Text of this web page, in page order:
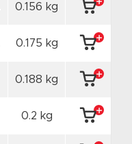
0.156 kg
0.175 kg
0.188 kg
0.2 kg